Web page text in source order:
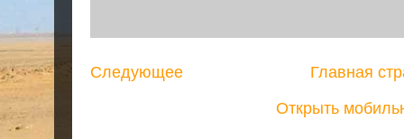
Следующее
Главная
Открыть